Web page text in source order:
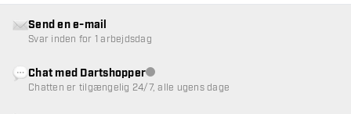
Send en e-mail
Svar inden for 1 arbejdsdag
Chat med DartshopperKundeservice ikke tilgængelig
Chatten er tilgængelig 24/7, alle ugens dage